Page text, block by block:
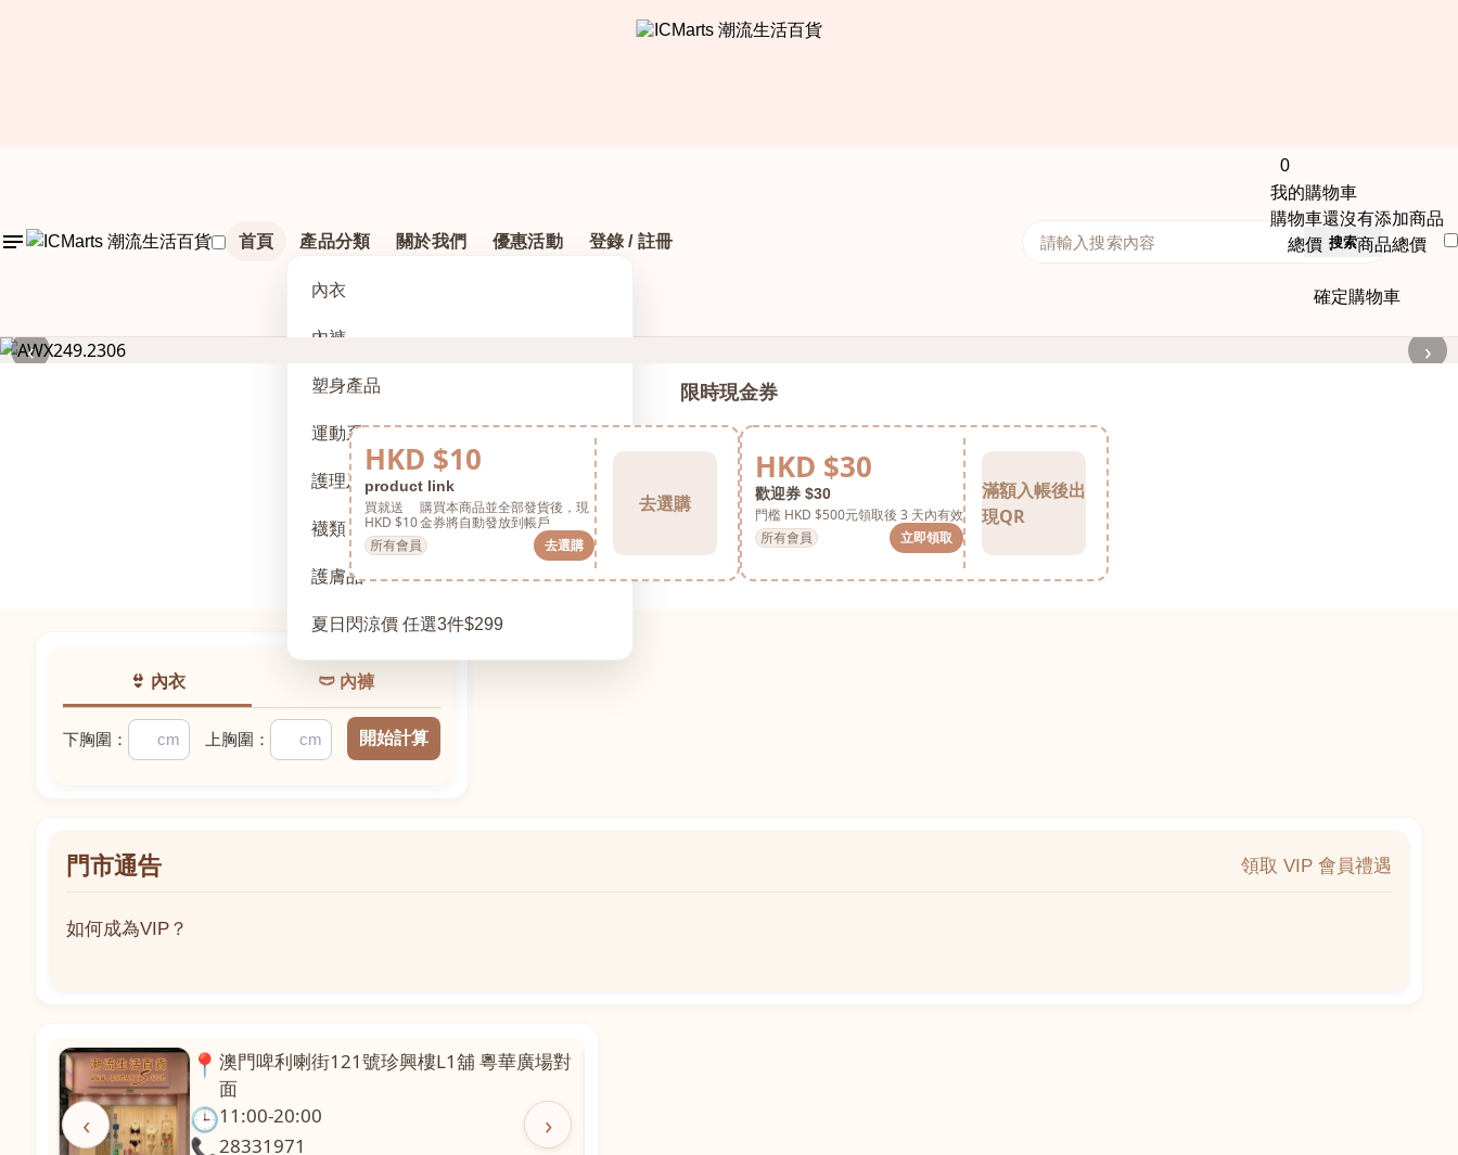
首頁 產品分類
內衣
內褲
塑身產品
運動系列
護理及配件
襪類
護膚品
夏日閃涼價 任選3件$299
關於我們 優惠活動 登錄 / 註冊
0
我的購物車
購物車還沒有添加商品
總價： 商品總價
確定購物車
搜索
‹ ›
限時現金券
HKD $10
product link
買就送
HKD $10
購買本商品並全部發貨後，現
金券將自動發放到帳戶
所有會員
去選購
去選購
HKD $30
歡迎券 $30
門檻 HKD $500元領取後 3 天內有效
所有會員
立即領取
滿額入帳後出
現QR
👙 內衣 🩲 內褲
下胸圍： 上胸圍： 開始計算
門市通告
領取 VIP 會員禮遇
如何成為VIP？
‹ ›
📍沙嘉都喇賈罷麗街14號寶勝閣地下J鋪-海皇
飯店對面
🕒11:00-20:00
📞 28882877